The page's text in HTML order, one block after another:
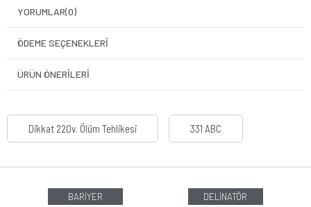
YORUMLAR(0)
ÖDEME SEÇENEKLERI
ÜRÜN ÖNERILERI
Dikkat 220v. Ölüm Tehlikesi 331 ABC
BARİYER DELİNATÖR